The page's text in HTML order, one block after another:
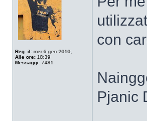
Reg. il: mer 6 gen 2010,
Alle ore: 18:39
Messaggi: 7481
con
Pjanic